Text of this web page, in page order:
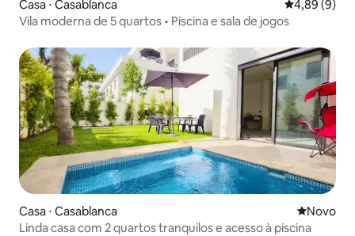
Casa ⋅ Casablanca 4,89 de uma
4,89 (9)
Vila moderna de 5 quartos • Piscina e sala de jogos
Casa ⋅ Casablanca Novo
Novo
Linda casa com 2 quartos tranquilos e acesso à piscina